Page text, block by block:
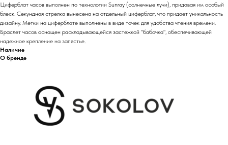
Циферблат часов выполнен по технологии Sunray (солнечные лучи), придавая им особый
блеск. Секундная стрелка вынесена на отдельный циферблат, что придает уникальность
дизайну. Метки на циферблате выполнены в виде точек для удобства чтения времени.
Браслет часов оснащен раскладывающейся застежкой "бабочка", обеспечивающей
надежное крепление на запястье.
Наличие
О бренде